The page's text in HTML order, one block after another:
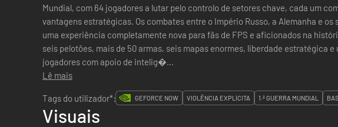
Mundial, com 64 jogadores a lutar pelo controlo de setores chave, cada um
vantagens estratégicas. Os combates entre o Império Russo, a Alemanha e os
uma experiência completamente nova para fãs de FPS e aficionados na
seis pelotões, mais de 50 armas, seis mapas enormes, liberdade estratégica e
jogadores com apoio de intelig�...
Lê mais
Tags do utilizador*:
GEFORCE NOW VIOLÊNCIA EXPLÍCITA 1.ª GUERRA MUNDIAL
Visuais